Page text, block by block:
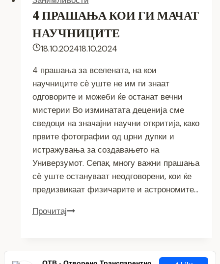
4 ПРАШАЊА КОИ ГИ МАЧАТ
НАУЧНИЦИТЕ
18.10.202418.10.2024
4 прашања за вселената, на кои
научниците сѐ уште не им ги знаат
одговорите и можеби ќе останат вечни
мистерии Во изминатата деценија сме
сведоци на значајни научни откритија, како
првите фотографии од црни дупки и
истражувања за создавањето на
Универзумот. Сепак, многу важни прашања
сè уште остануваат неодговорени, кои ќе
предизвикаат физичарите и астрономите…
Прочитај4
ГИ